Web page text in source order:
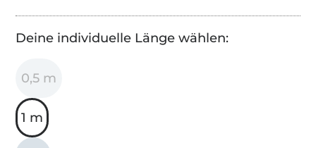
Deine individuelle Länge wählen:
0,5 m
1 m